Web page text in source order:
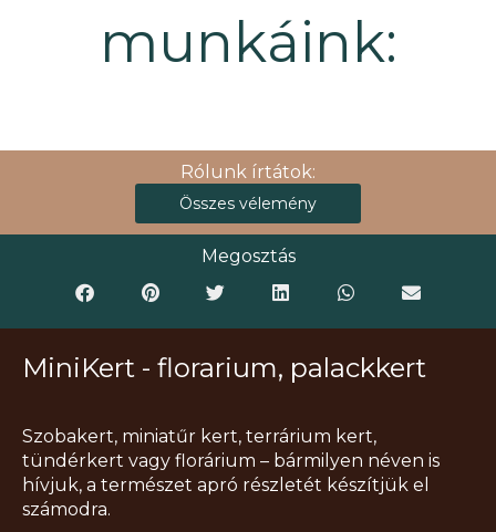
munkáink:
Rólunk írtátok:
Összes vélemény
Megosztás
MiniKert - florarium, palackkert
Szobakert, miniatűr kert, terrárium kert,
tündérkert vagy florárium – bármilyen néven is
hívjuk, a természet apró részletét készítjük el
számodra.